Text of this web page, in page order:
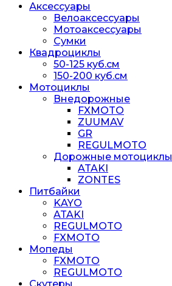
Аксессуары
Велоаксессуары
Мотоаксессуары
Сумки
Квадроциклы
50-125 куб.см
150-200 куб.см
Мотоциклы
Внедорожные
FXMOTO
ZUUMAV
GR
REGULMOTO
Дорожные мотоциклы
ATAKI
ZONTES
Питбайки
KAYO
ATAKI
REGULMOTO
FXMOTO
Мопеды
FXMOTO
REGULMOTO